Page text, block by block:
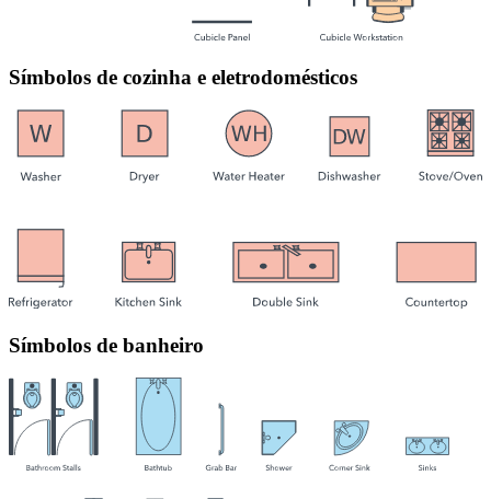
Símbolos de cozinha e eletrodomésticos
Símbolos de banheiro